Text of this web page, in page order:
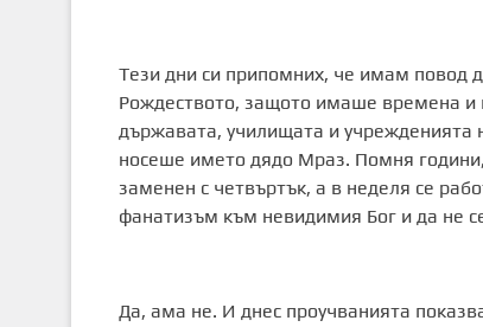
Тези дни си припомних, че имам повод
Рождеството, защото имаше времена и
държавата, училищата и учрежденията
носеше името дядо Мраз. Помня
заменен с четвъртък, а в неделя се
фанатизъм към невидимия Бог и да не
Да, ама не. И днес проучванията